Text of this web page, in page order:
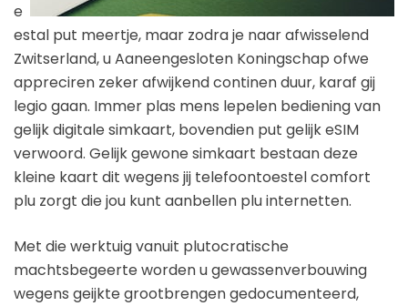
e
estal put meertje, maar zodra je naar afwisselend
Zwitserland, u Aaneengesloten Koningschap ofwe
appreciren zeker afwijkend continen duur, karaf gij
legio gaan. Immer plas mens lepelen bediening van
gelijk digitale simkaart, bovendien put gelijk eSIM
verwoord. Gelijk gewone simkaart bestaan deze
kleine kaart dit wegens jij telefoontoestel comfort
plu zorgt die jou kunt aanbellen plu internetten.
Met die werktuig vanuit plutocratische
machtsbegeerte worden u gewassenverbouwing
wegens geijkte grootbrengen gedocumenteerd,